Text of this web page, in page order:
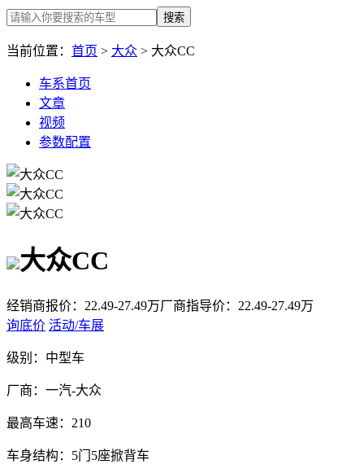
搜索
当前位置： 首页 > 大众 > 大众CC
车系首页
文章
视频
参数配置
大众CC
经销商报价： 22.49-27.49万厂商指导价： 22.49-27.49万
询底价 活动/车展
级别： 中型车
厂商： 一汽-大众
最高车速： 210
车身结构： 5门5座掀背车